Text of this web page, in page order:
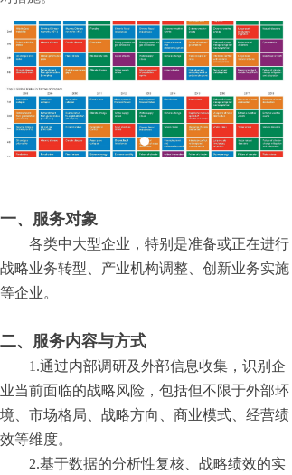
一、服务对象
各类中大型企业，特别是准备或正在进行
战略业务转型、产业机构调整、创新业务实施
等企业。
二、服务内容与方式
1.通过内部调研及外部信息收集，识别企
业当前面临的战略风险，包括但不限于外部环
境、市场格局、战略方向、商业模式、经营绩
效等维度。
2.基于数据的分析性复核、战略绩效的实